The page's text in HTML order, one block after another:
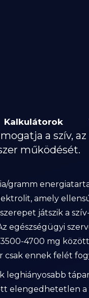
Kalkulátorok
a szív,
működését.
gramm
amely
játszik a
egészségügyi
4700 mg
csak ennek felét
leghiányosabb
elengedhetetlen a